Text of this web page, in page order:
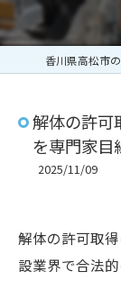
解体の許可
を専門家目
2025/11/09
解体の許可取
設業界で合法